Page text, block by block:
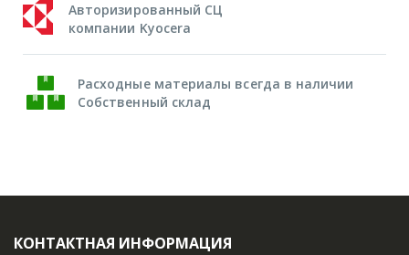
Авторизированный СЦ
компании Kyocera
Расходные материалы всегда в наличии
Собственный склад
КОНТАКТНАЯ ИНФОРМАЦИЯ